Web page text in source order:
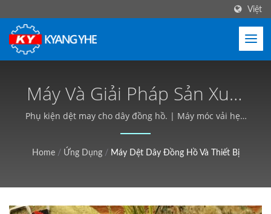
Việt
Máy Và Giải Pháp Sản Xuất
Dây Đồng Hồ | Thiết Bị Dệt
Công Nghiệp, Tùy Chỉnh,
Yhe (KY)
Phụ kiện dệt may cho dây đồng hồ. | Máy móc vải hẹp
& nhãn, Dịch vụ toàn cầu - Kyang Yhe (KY)
Home / Ứng Dụng / Máy Dệt Dây Đồng Hồ Và Thiết Bị